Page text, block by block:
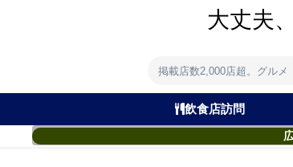
大丈夫
掲載店数2,000店超。グルメ
飲食店訪問